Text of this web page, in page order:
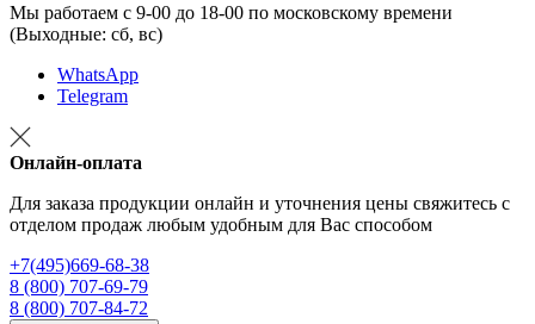
Мы работаем с 9-00 до 18-00 по московскому времени
(Выходные: сб, вс)
WhatsApp
Telegram
Онлайн-оплата
Для заказа продукции онлайн и уточнения цены свяжитесь с
отделом продаж любым удобным для Вас способом
+7(495)669-68-38
8 (800) 707-69-79
8 (800) 707-84-72